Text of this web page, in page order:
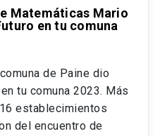
Matemáticas Mario
en tu comuna
de Paine dio
tu comuna 2023. Más
establecimientos
del encuentro de